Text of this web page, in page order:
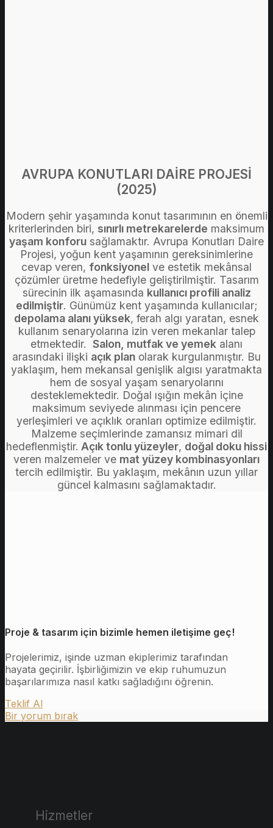
AVRUPA KONUTLARI DAİRE PROJESİ
(2025)
Modern şehir yaşamında konut tasarımının en önemli
kriterlerinden biri, sınırlı metrekarelerde maksimum
yaşam konforu sağlamaktır. Avrupa Konutları Daire
Projesi, yoğun kent yaşamının gereksinimlerine
cevap veren, fonksiyonel ve estetik mekânsal
çözümler üretme hedefiyle geliştirilmiştir. Tasarım
sürecinin ilk aşamasında kullanıcı profili analiz
edilmiştir. Günümüz kent yaşamında kullanıcılar;
depolama alanı yüksek, ferah algı yaratan, esnek
kullanım senaryolarına izin veren mekanlar talep
etmektedir. Salon, mutfak ve yemek alanı
arasındaki ilişki açık plan olarak kurgulanmıştır. Bu
yaklaşım, hem mekansal genişlik algısı yaratmakta
hem de sosyal yaşam senaryolarını
desteklemektedir. Doğal ışığın mekân içine
maksimum seviyede alınması için pencere
yerleşimleri ve açıklık oranları optimize edilmiştir.
Malzeme seçimlerinde zamansız mimari dil
hedeflenmiştir. Açık tonlu yüzeyler, doğal doku hissi
veren malzemeler ve mat yüzey kombinasyonları
tercih edilmiştir. Bu yaklaşım, mekânın uzun yıllar
güncel kalmasını sağlamaktadır.
Proje & tasarım için bizimle hemen iletişime geç!
Projelerimiz, işinde uzman ekiplerimiz tarafından
hayata geçirilir. İşbirliğimizin ve ekip ruhumuzun
başarılarımıza nasıl katkı sağladığını öğrenin.
Teklif Al
Bir yorum bırak
Hizmetler